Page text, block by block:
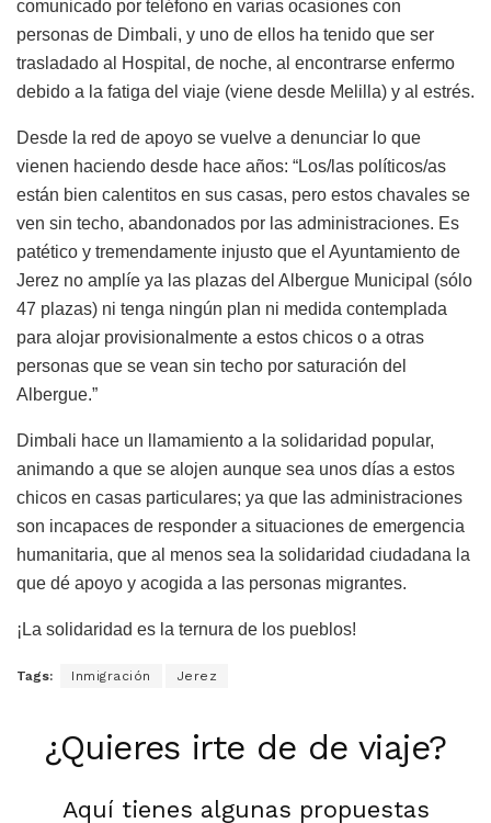
comunicado por teléfono en varias ocasiones con
personas de Dimbali, y uno de ellos ha tenido que ser
trasladado al Hospital, de noche, al encontrarse enfermo
debido a la fatiga del viaje (viene desde Melilla) y al estrés.
Desde la red de apoyo se vuelve a denunciar lo que
vienen haciendo desde hace años: “Los/las políticos/as
están bien calentitos en sus casas, pero estos chavales se
ven sin techo, abandonados por las administraciones. Es
patético y tremendamente injusto que el Ayuntamiento de
Jerez no amplíe ya las plazas del Albergue Municipal (sólo
47 plazas) ni tenga ningún plan ni medida contemplada
para alojar provisionalmente a estos chicos o a otras
personas que se vean sin techo por saturación del
Albergue.”
Dimbali hace un llamamiento a la solidaridad popular,
animando a que se alojen aunque sea unos días a estos
chicos en casas particulares; ya que las administraciones
son incapaces de responder a situaciones de emergencia
humanitaria, que al menos sea la solidaridad ciudadana la
que dé apoyo y acogida a las personas migrantes.
¡La solidaridad es la ternura de los pueblos!
Tags: Inmigración Jerez
¿Quieres irte de de viaje?
Aquí tienes algunas propuestas